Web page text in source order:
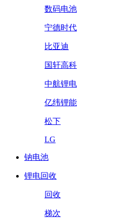
数码电池
宁德时代
比亚迪
国轩高科
中航锂电
亿纬锂能
松下
LG
钠电池
锂电回收
回收
梯次